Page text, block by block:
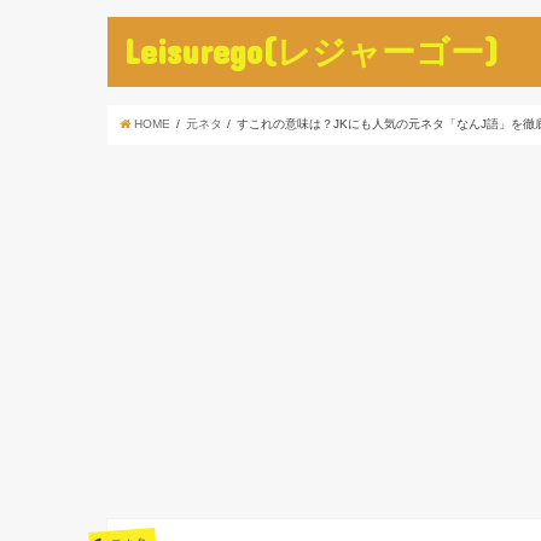
Leisurego(レジャーゴー)
HOME 元ネタ すこれの意味は？JKにも人気の元ネタ「なんJ語」を徹